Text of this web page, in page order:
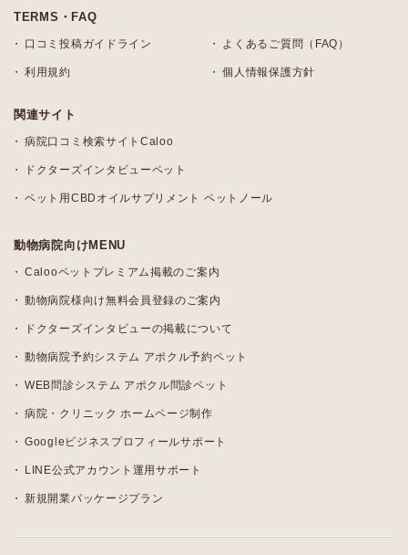
TERMS・FAQ
口コミ投稿ガイドライン よくあるご質問（FAQ）
利用規約 個人情報保護方針
関連サイト
病院口コミ検索サイトCaloo
ドクターズインタビューペット
ペット用CBDオイルサプリメント ペットノール
動物病院向けMENU
Calooペットプレミアム掲載のご案内
動物病院様向け無料会員登録のご案内
ドクターズインタビューの掲載について
動物病院予約システム アポクル予約ペット
WEB問診システム アポクル問診ペット
病院・クリニック ホームページ制作
Googleビジネスプロフィールサポート
LINE公式アカウント運用サポート
新規開業パッケージプラン